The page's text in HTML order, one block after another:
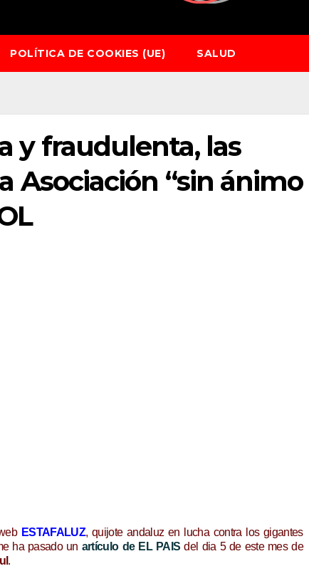
POLÍTICA DE COOKIES (UE) SALUD
y fraudulenta, las
Asociación “sin ánimo
ESTAFALUZ, quijote andaluz en lucha contra los gigantes
ha pasado un artículo de EL PAIS del dia 5 de este mes de
.